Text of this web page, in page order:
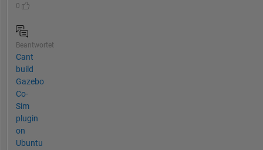
0
Beantwortet
Cant
build
Gazebo
Co-
Sim
plugin
on
Ubuntu